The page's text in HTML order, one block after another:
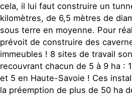
cela, il lui faut construire un
kilomètres, de 6,5 mètres de
sous terre en moyenne. Pour
prévoit de construire des
immeubles ! 8 sites de travail
recouvrant chacun de 5 à 9 ha :
et 5 en Haute-Savoie ! Ces
la préemption de plus de 50 ha